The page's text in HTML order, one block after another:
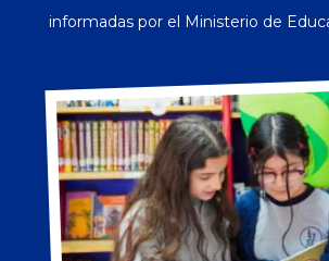
informadas por el Ministerio de